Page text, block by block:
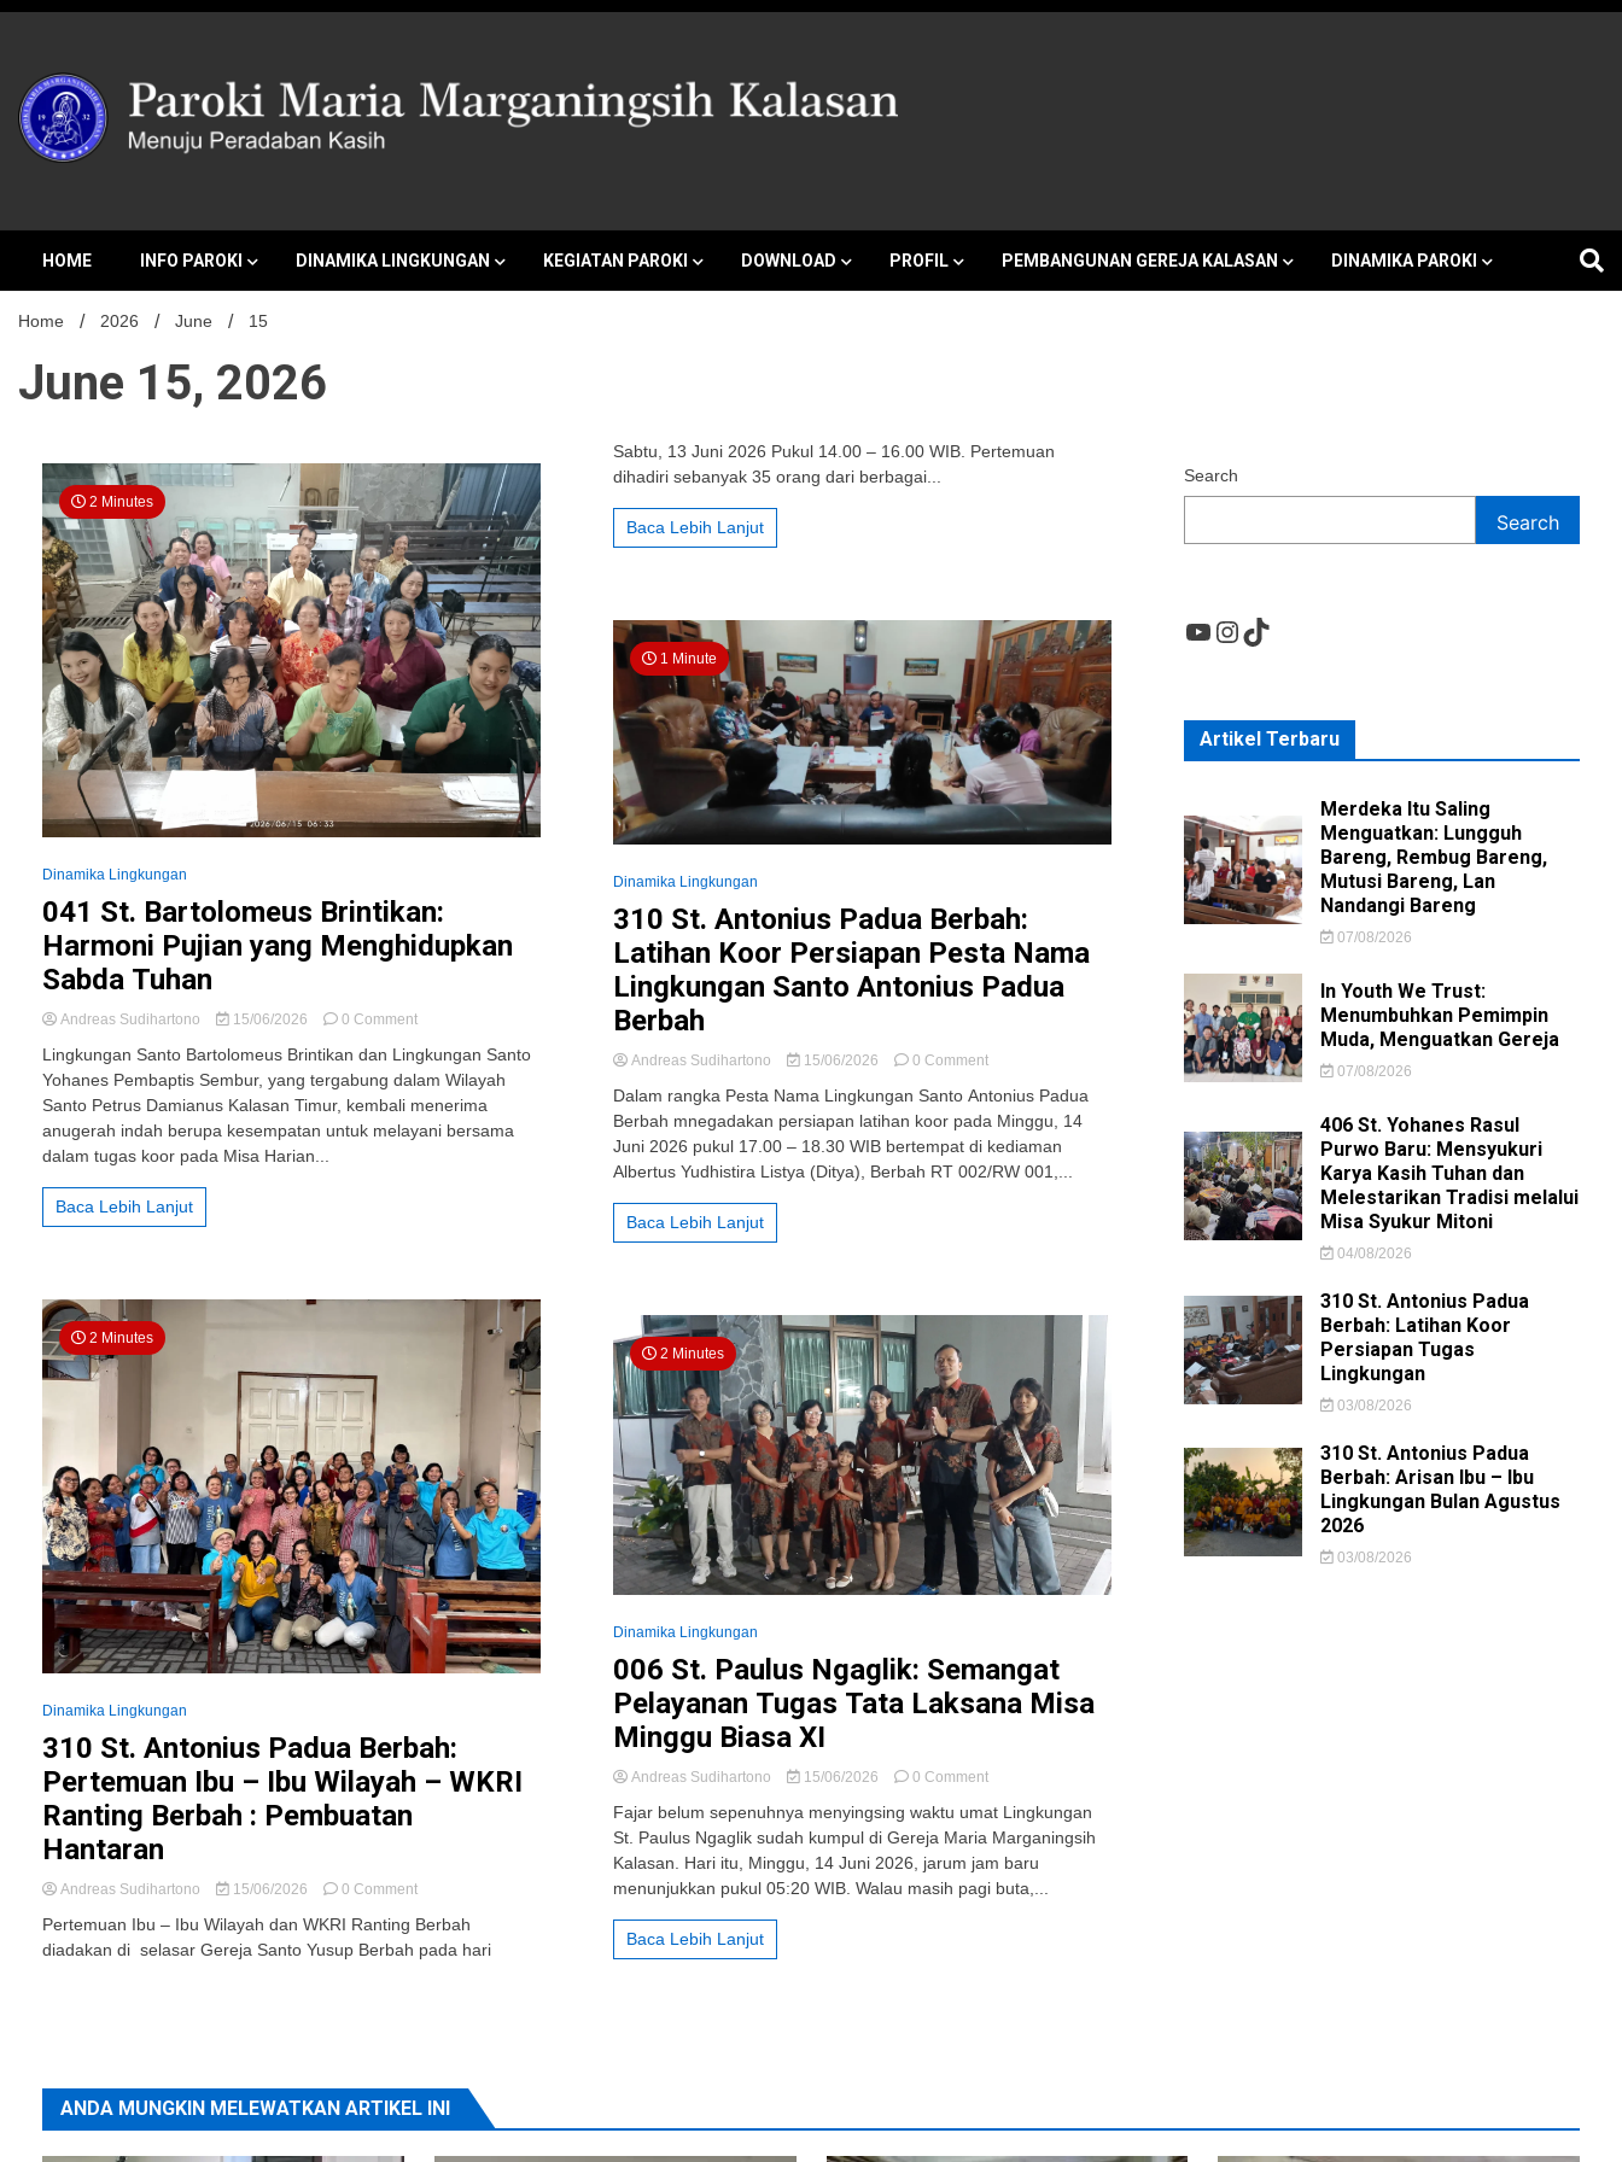
Skip
Paroki Maria Marganingsih Kalasan
HOME INFO PAROKI DINAMIKA LINGKUNGAN KEGIATAN PAROKI DOWNLOAD PROFIL PEMBANGUNAN GEREJA KALASAN DINAMIKA PAROKI
Home 2026 June 15
June 15, 2026
2 Minutes
Dinamika Lingkungan
041 St. Bartolomeus Brintikan:
Harmoni Pujian yang Menghidupkan
Sabda Tuhan
Andreas Sudihartono 15/06/2026 0 Commenton
St.
Bartolomeus
Brintikan:
Harmoni
Lingkungan Santo Bartolomeus Brintikan dan Lingkungan Santo
Yohanes Pembaptis Sembur, yang tergabung dalam Wilayah
Santo Petrus Damianus Kalasan Timur, kembali menerima
anugerah indah berupa kesempatan untuk melayani bersama
dalam tugas koor pada Misa Harian...
Baca Lebih Lanjut
2 Minutes
Dinamika Lingkungan
310 St. Antonius Padua Berbah:
Pertemuan Ibu – Ibu Wilayah – WKRI
Ranting Berbah : Pembuatan
Hantaran
Andreas Sudihartono 15/06/2026 0 Commenton
St.
Antonius
Pertemuan
Berbah
:
Pembuatan
Hantaran
Pertemuan Ibu – Ibu Wilayah dan WKRI Ranting Berbah
diadakan di selasar Gereja Santo Yusup Berbah pada hari
Sabtu, 13 Juni 2026 Pukul 14.00 – 16.00 WIB. Pertemuan
dihadiri sebanyak 35 orang dari berbagai...
Baca Lebih Lanjut
1 Minute
Dinamika Lingkungan
310 St. Antonius Padua Berbah:
Latihan Koor Persiapan Pesta Nama
Lingkungan Santo Antonius Padua
Berbah
Andreas Sudihartono 15/06/2026 0 Commenton
St.
Antonius
Padua
Berbah:
Santo
Berbah
Dalam rangka Pesta Nama Lingkungan Santo Antonius Padua
Berbah mnegadakan persiapan latihan koor pada Minggu, 14
Juni 2026 pukul 17.00 – 18.30 WIB bertempat di kediaman
Albertus Yudhistira Listya (Ditya), Berbah RT 002/RW 001,...
Baca Lebih Lanjut
2 Minutes
Dinamika Lingkungan
006 St. Paulus Ngaglik: Semangat
Pelayanan Tugas Tata Laksana Misa
Minggu Biasa XI
Andreas Sudihartono 15/06/2026 0 Commenton
St.
Paulus
Ngaglik:
Semangat
Fajar belum sepenuhnya menyingsing waktu umat Lingkungan
St. Paulus Ngaglik sudah kumpul di Gereja Maria Marganingsih
Kalasan. Hari itu, Minggu, 14 Juni 2026, jarum jam baru
menunjukkan pukul 05:20 WIB. Walau masih pagi buta,...
Baca Lebih Lanjut
Search
Search
YouTube
Instagram
TikTok
Artikel Terbaru
Merdeka Itu Saling
Menguatkan: Lungguh
Bareng, Rembug Bareng,
Mutusi Bareng, Lan
Nandangi Bareng
07/08/2026
In Youth We Trust:
Menumbuhkan Pemimpin
Muda, Menguatkan Gereja
07/08/2026
406 St. Yohanes Rasul
Purwo Baru: Mensyukuri
Karya Kasih Tuhan dan
Melestarikan Tradisi melalui
Misa Syukur Mitoni
04/08/2026
310 St. Antonius Padua
Berbah: Latihan Koor
Persiapan Tugas
Lingkungan
03/08/2026
310 St. Antonius Padua
Berbah: Arisan Ibu – Ibu
Lingkungan Bulan Agustus
2026
03/08/2026
ANDA MUNGKIN MELEWATKAN ARTIKEL INI